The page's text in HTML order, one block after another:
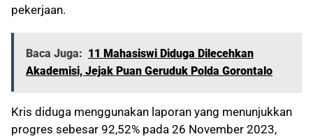
pekerjaan.
Baca Juga: 11 Mahasiswi Diduga Dilecehkan
Akademisi, Jejak Puan Geruduk Polda Gorontalo
Kris diduga menggunakan laporan yang menunjukkan
progres sebesar 92,52% pada 26 November 2023,